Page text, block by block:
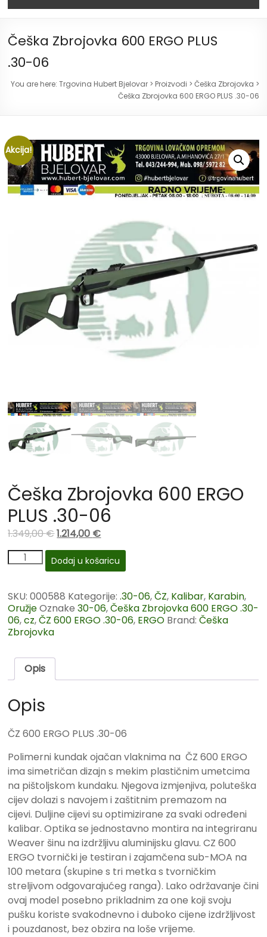
Češka Zbrojovka 600 ERGO PLUS
.30-06
You are here: Trgovina Hubert Bjelovar> Proizvodi > Češka Zbrojovka >
Češka Zbrojovka 600 ERGO PLUS .30-06
Akcija!
Češka Zbrojovka 600 ERGO
PLUS .30-06
1.349,00€1.214,00 €
Dodaj u košaricu
SKU:000588 Kategorije:.30-06,ČZ, Kalibar, Karabin,
OružjeOznake30-06,Češka Zbrojovka 600 ERGO .30-
06,cz,ČZ 600 ERGO .30-06, ERGO Brand:Češka
Zbrojovka
Opis
Opis
ČZ 600 ERGO PLUS .30-06
Polimerni kundak ojačan vlaknima na ČZ 600 ERGO
ima simetričan dizajn s mekim plastičnim umetcima
na pištoljskom kundaku. Njegova izmjenjiva, poluteška
cijev dolazi s navojem i zaštitnim premazom na
cijevi. Duljine cijevi su optimizirane za svaki određeni
kalibar. Optika se jednostavno montira na integriranu
Weaver šinu na izdržljivu aluminijsku glavu. CZ 600
ERGO tvornički je testiran i zajamčena sub-MOA na
100 metara (skupine s tri metka s tvorničkim
streljivom odgovarajućeg ranga). Lako održavanje čini
ovaj model posebno prikladnim za one koji svoju
pušku koriste svakodnevno i duboko cijene izdržljivost
i pouzdanost, bez obzira na loše vrijeme.